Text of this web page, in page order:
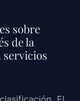
sobre
de la
servicios